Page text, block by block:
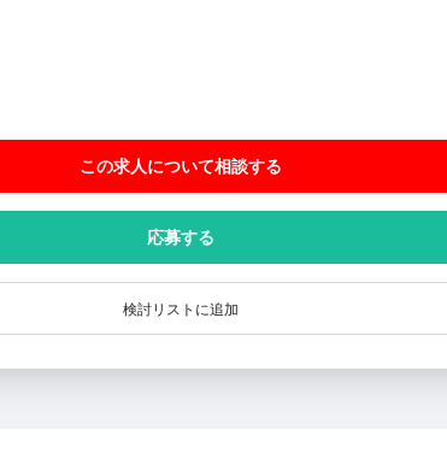
この求人について相談する
応募する
検討リストに追加